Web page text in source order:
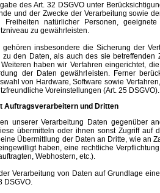
des Art. 32 DSGVO unter
und der Zwecke der Verarbeitung sowie
natürlicher Personen,
zu gewährleisten.
insbesondere die Sicherung der
zu den Daten, als auch des sie
haben wir Verfahren eingerichtet,
der Daten gewährleisten. Ferner
von Hardware, Software sowie
Voreinstellungen (Art. 25 DSGVO).
Auftragsverarbeitern und Dritten
unserer Verarbeitung Daten gegenüber
übermitteln oder ihnen sonst Zugriff auf
Übermittlung der Daten an Dritte, wie an
haben, eine rechtliche
Webhostern, etc.).
Verarbeitung von Daten auf Grundlage
DSGVO.